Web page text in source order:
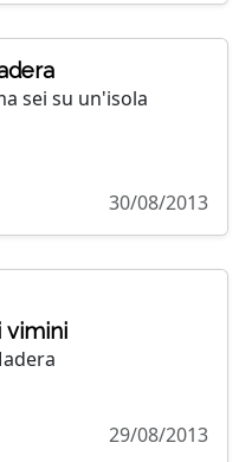
sei su un'isola
30/08/2013
vimini
29/08/2013